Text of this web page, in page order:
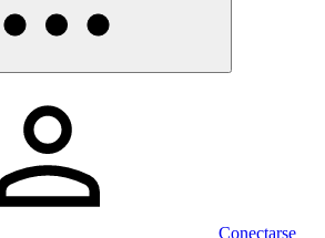
Conectarse